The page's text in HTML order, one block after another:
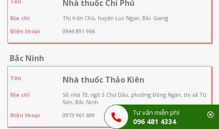
Nhà thuốc Chi Phú
Địa chỉ
Thị trấn Chũ, huyện Lục Ngạn, Bắc Giang
Điện thoại
0944 891 964
Bắc Ninh
Tên Nhà thuốc Thảo Kiên
Địa chỉ
Số nhà 73, ngõ 3 Chợ Dầu, phường Đông Ngàn, thị xã Từ
Sơn, Bắc Ninh
Điện thoại
0973 961 699 Tư vấn miễn phí
096 481 4334